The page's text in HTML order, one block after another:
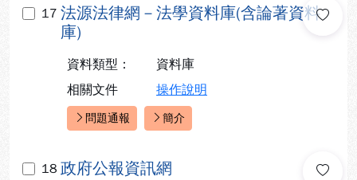
17 法源法律網－法學資料庫(含論著資料
庫)
資料類型：
資料庫
相關文件
操作說明
快速連結：
問題通報 簡介
18 政府公報資訊網